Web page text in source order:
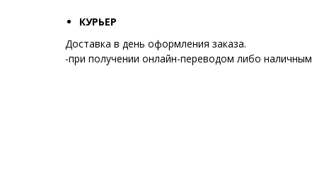
КУРЬЕР
Доставка в день оформления заказа.
-при получении онлайн-переводом либо